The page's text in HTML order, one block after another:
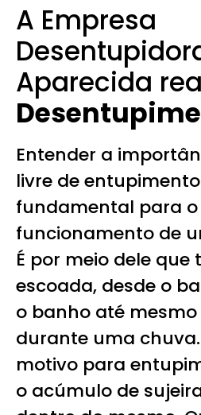
A Empresa
Aparecida
Entender a
livre de
fundamental para o
funcionamento de
É por meio dele
escoada, desde o
o banho até
durante uma
motivo para
o acúmulo de